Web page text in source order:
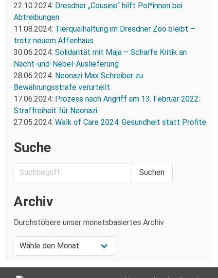
22.10.2024: Dresdner „Cousine“ hilft Pol*innen bei
Abtreibungen
11.08.2024: Tierqualhaltung im Dresdner Zoo bleibt –
trotz neuem Affenhaus
30.06.2024: Solidarität mit Maja – Scharfe Kritik an
Nacht-und-Nebel-Auslieferung
28.06.2024: Neonazi Max Schreiber zu
Bewährungsstrafe verurteilt
17.06.2024: Prozess nach Angriff am 13. Februar 2022:
Straffreiheit für Neonazi
27.05.2024: Walk of Care 2024: Gesundheit statt Profite
Suche
Archiv
Durchstöbere unser monatsbasiertes Archiv